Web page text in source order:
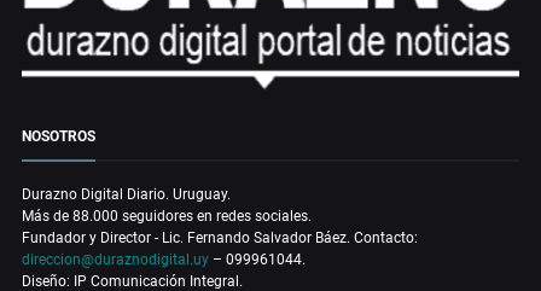
NOSOTROS
Durazno Digital Diario. Uruguay.
Más de 88.000 seguidores en redes sociales.
Fundador y Director - Lic. Fernando Salvador Báez. Contacto:
direccion@duraznodigital.uy – 099961044.
Diseño: IP Comunicación Integral.